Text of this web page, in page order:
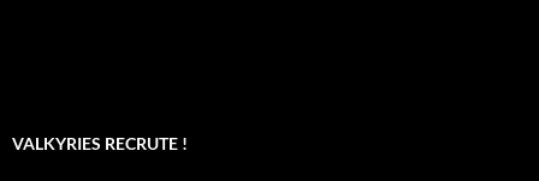
VALKYRIES RECRUTE !